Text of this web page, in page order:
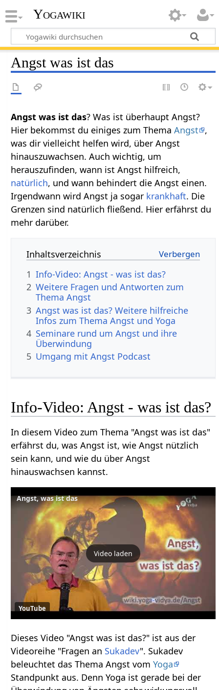
Yogawiki
Angst was ist das
Angst was ist das? Was ist überhaupt Angst?
Hier bekommst du einiges zum ThemaAngst
,
was dir vielleicht helfen wird, über Angst
hinauszuwachsen. Auch wichtig, um
herauszufinden, wann ist Angst hilfreich,
natürlich, und wann behindert die Angst einen.
Irgendwann wird Angst ja sogar krankhaft. Die
Grenzen sind natürlich fließend. Hier erfährst du
mehr darüber.
Inhaltsverzeichnis
1 Info-Video: Angst - was ist das?
2 Weitere Fragen und Antworten zum
Thema Angst
3 Angst was ist das? Weitere hilfreiche
Infos zum Thema Angst und Yoga
4 Seminare rund um Angst und ihre
Überwindung
5 Umgang mit Angst Podcast
Info-Video: Angst - was ist das?
In diesem Video zum Thema "Angst was ist das"
erfährst du, was Angst ist, wie Angst nützlich
sein kann, und wie du über Angst
hinauswachsen kannst.
Angst, was ist das
Video laden
YouTube
Dieses Video "Angst was ist das?" ist aus der
Videoreihe "Fragen an Sukadev". Sukadev
beleuchtet das Thema Angst vomYoga
Standpunkt aus. Denn Yoga ist gerade bei der